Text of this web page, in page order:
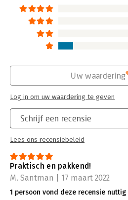
Schrijf een recensie
Lees ons recensiebeleid
Uw waardering
Log in om uw waardering te geven
Praktisch en pakkend!
M. Santman | 17 maart 2022
1 persoon vond deze recensie nuttig